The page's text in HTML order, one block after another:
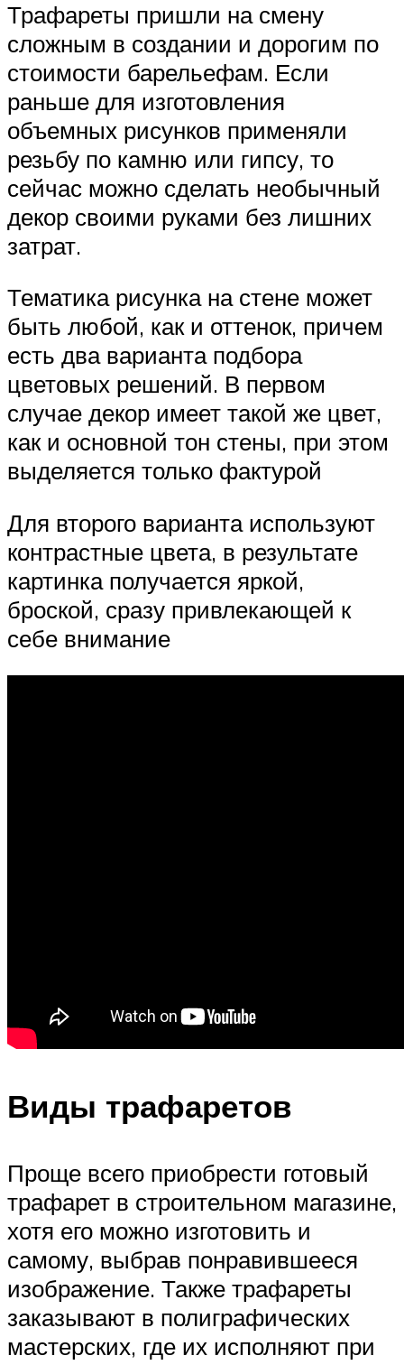
Трафареты пришли на смену
сложным в создании и дорогим по
стоимости барельефам. Если
раньше для изготовления
объемных рисунков применяли
резьбу по камню или гипсу, то
сейчас можно сделать необычный
декор своими руками без лишних
затрат.
Тематика рисунка на стене может
быть любой, как и оттенок, причем
есть два варианта подбора
цветовых решений. В первом
случае декор имеет такой же цвет,
как и основной тон стены, при этом
выделяется только фактурой
Для второго варианта используют
контрастные цвета, в результате
картинка получается яркой,
броской, сразу привлекающей к
себе внимание
Виды трафаретов
Проще всего приобрести готовый
трафарет в строительном магазине,
хотя его можно изготовить и
самому, выбрав понравившееся
изображение. Также трафареты
заказывают в полиграфических
мастерских, где их исполняют при